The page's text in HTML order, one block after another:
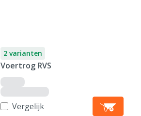
2 varianten
Voertrog RVS
Vergelijk